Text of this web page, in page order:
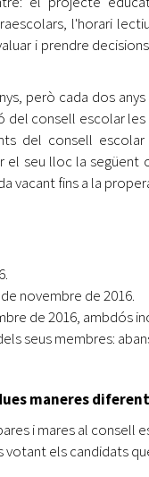
l'horari
i prendre
però cada dos
del consell escolar
del consell
seu lloc la
vacant fins a la
novembre de 2016.
de 2016, ambdós
seus membres:
maneres
i mares al consell
els candidats